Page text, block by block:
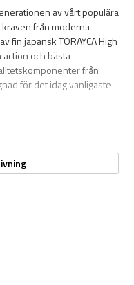
av vårt populära
från moderna
fin japansk TORAYCA High
och bästa
från
för det idag vanligaste
Carbon, förstärkt med 1k